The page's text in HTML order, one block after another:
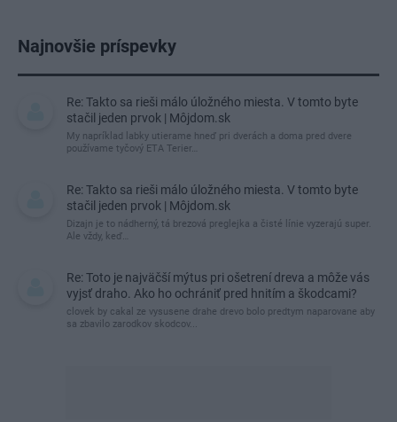
Najnovšie príspevky
Re: Takto sa rieši málo úložného miesta. V tomto byte
stačil jeden prvok | Môjdom.sk
My napríklad labky utierame hneď pri dverách a doma pred dvere
používame tyčový ETA Terier…
Re: Takto sa rieši málo úložného miesta. V tomto byte
stačil jeden prvok | Môjdom.sk
Dizajn je to nádherný, tá brezová preglejka a čisté línie vyzerajú super.
Ale vždy, keď…
Re: Toto je najväčší mýtus pri ošetrení dreva a môže vás
vyjsť draho. Ako ho ochrániť pred hnitím a škodcami?
clovek by cakal ze vysusene drahe drevo bolo predtym naparovane aby
sa zbavilo zarodkov skodcov...